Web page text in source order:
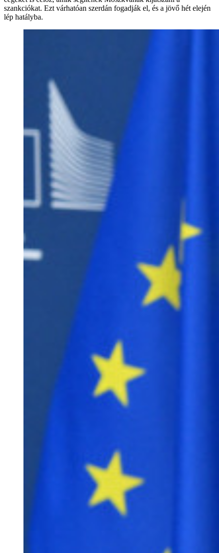
szankciókat. Ezt várhatóan szerdán fogadják el, és a jövő hét elején
lép hatályba.